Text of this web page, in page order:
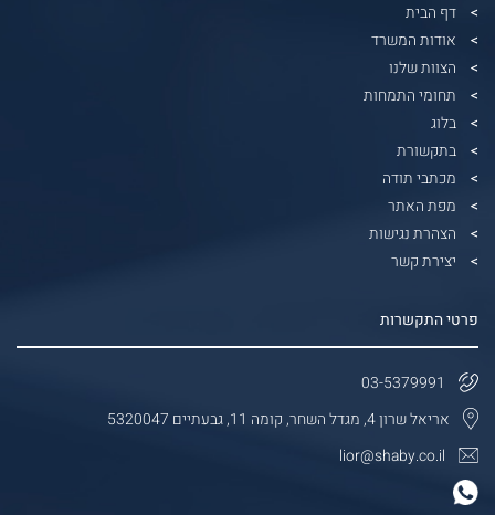
דף הבית
אודות המשרד
הצוות שלנו
תחומי התמחות
בלוג
בתקשורת
מכתבי תודה
מפת האתר
הצהרת נגישות
יצירת קשר
פרטי התקשרות
03-5379991
אריאל שרון 4, מגדל השחר, קומה 11, גבעתיים 5320047
lior@shaby.co.il